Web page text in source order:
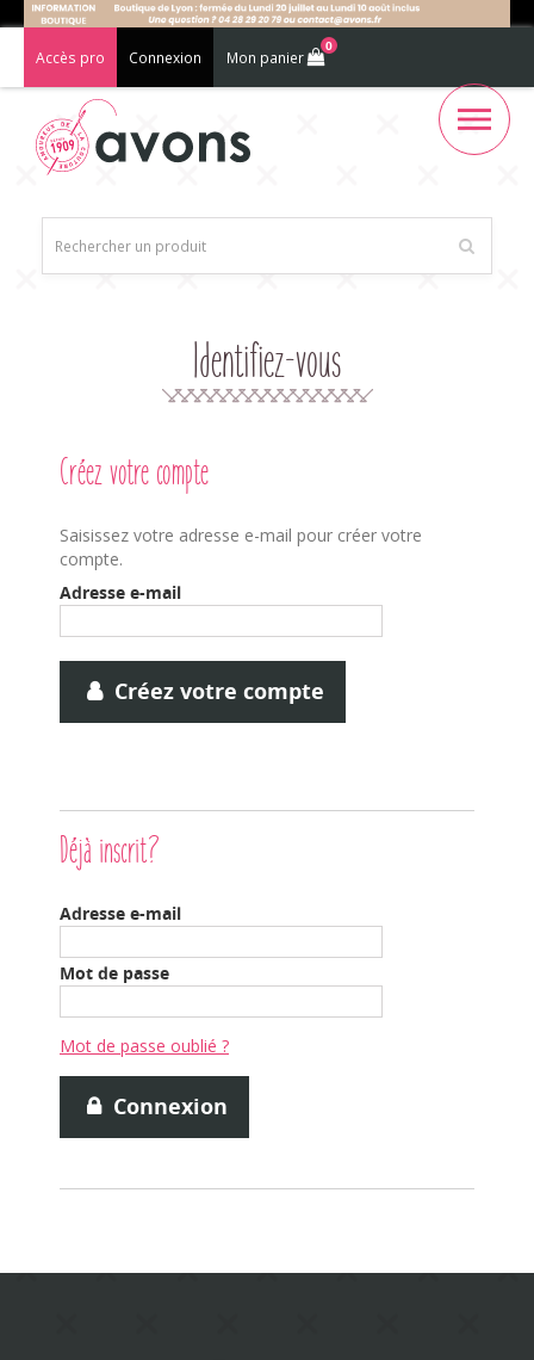
Accès pro Connexion Mon panier
0
Identifiez-vous
Créez votre compte
Saisissez votre adresse e-mail pour créer votre
compte.
Adresse e-mail
Créez votre compte
Déjà inscrit?
Adresse e-mail
Mot de passe
Mot de passe oublié ?
Connexion